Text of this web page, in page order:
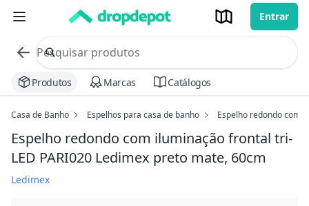
Entrar
commerce search no header
Procurar
Produtos Marcas Catálogos
Casa de Banho Espelhos para casa de banho Espelho redondo com
Espelho redondo com iluminação frontal tri-
LED PARI020 Ledimex preto mate, 60cm
Ledimex